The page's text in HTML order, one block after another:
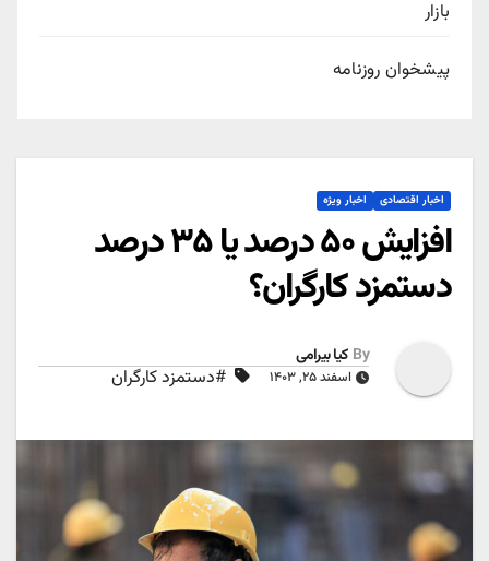
بازار
پیشخوان روزنامه
اخبار اقتصادی اخبار ویژه
افزایش ۵۰ درصد یا ۳۵ درصد
دستمزد کارگران؟
By کیا بیرامی
اسفند ۲۵, ۱۴۰۳ #دستمزد کارگران